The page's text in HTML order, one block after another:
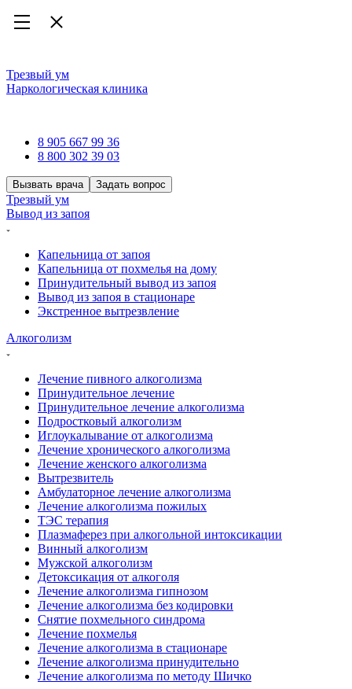
Трезвый ум
Наркологическая клиника
8 905 667 99 36
8 800 302 39 03
Вызвать врача Задать вопрос
Трезвый ум
Вывод из запоя
Капельница от запоя
Капельница от похмелья на дому
Принудительный вывод из запоя
Вывод из запоя в стационаре
Экстренное вытрезвление
Алкоголизм
Лечение пивного алкоголизма
Принудительное лечение
Принудительное лечение алкоголизма
Подростковый алкоголизм
Иглоукалывание от алкоголизма
Лечение хронического алкоголизма
Лечение женского алкоголизма
Вытрезвитель
Амбулаторное лечение алкоголизма
Лечение алкоголизма пожилых
ТЭС терапия
Плазмаферез при алкогольной интоксикации
Винный алкоголизм
Мужской алкоголизм
Детоксикация от алкоголя
Лечение алкоголизма гипнозом
Лечение алкоголизма без кодировки
Снятие похмельного синдрома
Лечение похмелья
Лечение алкоголизма в стационаре
Лечение алкоголизма принудительно
Лечение алкоголизма по методу Шичко